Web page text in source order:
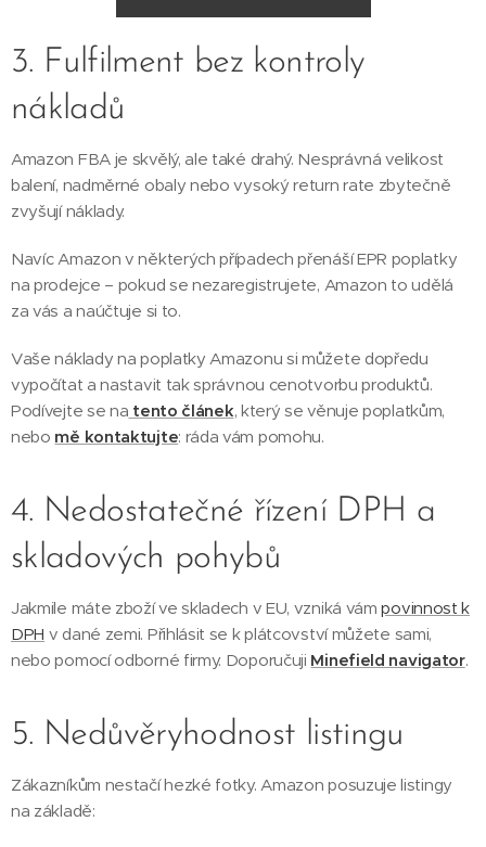
3. Fulfilment bez kontroly
nákladů
Amazon FBA je skvělý, ale také drahý. Nesprávná velikost
balení, nadměrné obaly nebo vysoký return rate zbytečně
zvyšují náklady.
Navíc Amazon v některých případech přenáší EPR poplatky
na prodejce – pokud se nezaregistrujete, Amazon to udělá
za vás a naúčtuje si to.
Vaše náklady na poplatky Amazonu si můžete dopředu
vypočítat a nastavit tak správnou cenotvorbu produktů.
Podívejte se na tento článek, který se věnuje poplatkům,
nebo mě kontaktujte: ráda vám pomohu.
4. Nedostatečné řízení DPH a
skladových pohybů
Jakmile máte zboží ve skladech v EU, vzniká vámpovinnost k
DPH v dané zemi. Přihlásit se k plátcovství můžete sami,
nebo pomocí odborné firmy. Doporučuji Minefield navigator.
5. Nedůvěryhodnost listingu
Zákazníkům nestačí hezké fotky. Amazon posuzuje listingy
na základě: